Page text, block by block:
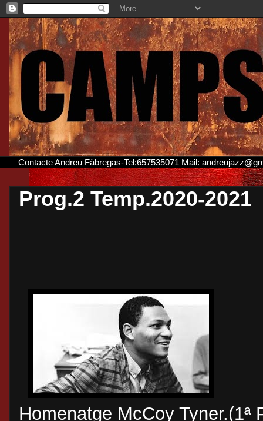
Contacte Andreu Fàbregas-Tel:657535071 Mail:
Prog.2 Temp.2020-2021
Homenatge McCoy Tyner.(1ª